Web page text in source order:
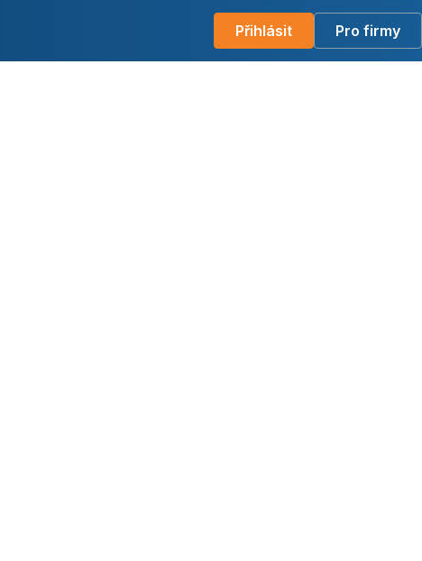
Přihlásit Pro firmy